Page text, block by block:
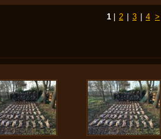
1 2 3 4 >